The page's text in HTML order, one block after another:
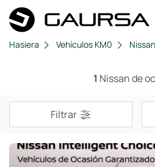
Hasiera Vehículos KM0 Nissan
1 Nissan de
Filtrar